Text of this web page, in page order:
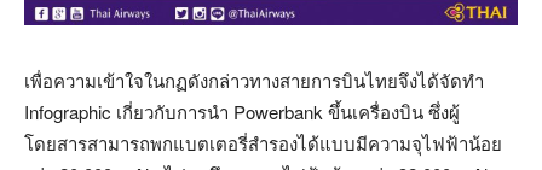
เพื่อความเข้าใจในกฏดังกล่าวทางสายการบินไทยจึงได้จัดทำ
Infographic เกี่ยวกับการนำ Powerbank ขึ้นเครื่องบิน ซึ่งผู้
โดยสารสามารถพกแบตเตอรี่สำรองได้แบบมีความจุไฟฟ้าน้อย